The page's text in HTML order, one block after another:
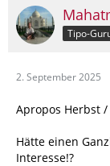
Tipo-
2. September 2025
Apropos Herbst
Hätte einen
Interesse!?